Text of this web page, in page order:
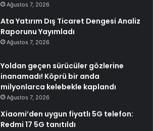
Ağustos 7, 2026
Ata Yatırım Dış Ticaret Dengesi Analiz
Raporunu Yayımladı
Ağustos 7, 2026
Yoldan geçen sürücüler gözlerine
inanamadı! Köprü bir anda
milyonlarca kelebekle kaplandı
Ağustos 7, 2026
Xiaomi’den uygun fiyatlı 5G telefon:
Redmi 17 5G tanıtıldı